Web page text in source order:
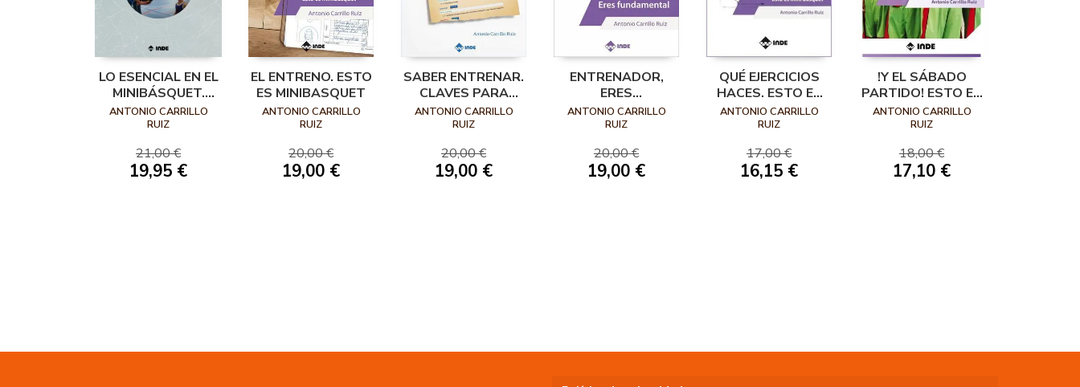
LO ESENCIAL EN EL
MINIBÁSQUET.
EDUCAR
ENTRENANDO
ANTONIO CARRILLO
RUIZ
21,00 €
19,95 €
EL ENTRENO. ESTO
ES MINIBASQUET
ANTONIO CARRILLO
RUIZ
20,00 €
19,00 €
SABER ENTRENAR.
CLAVES PARA
MEJORAR EN EL
ENTRENO
ANTONIO CARRILLO
RUIZ
20,00 €
19,00 €
ENTRENADOR,
ERES
FUNDAMENTAL
ANTONIO CARRILLO
RUIZ
20,00 €
19,00 €
QUÉ EJERCICIOS
HACES. ESTO ES
MINI BÁSQUET
ANTONIO CARRILLO
RUIZ
17,00 €
16,15 €
!Y EL SÁBADO
PARTIDO! ESTO ES
MINI BÁSQUET
ANTONIO CARRILLO
RUIZ
18,00 €
17,10 €